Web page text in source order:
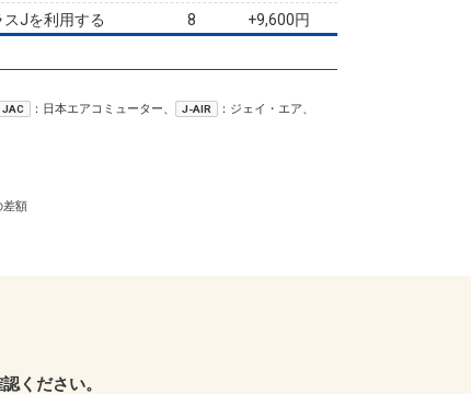
スJを利用する 8
+9,600円
JAC ：日本エアコミューター、 J-AIR ：ジェイ・エア、
差額
ください。